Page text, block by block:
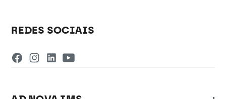
REDES SOCIAIS